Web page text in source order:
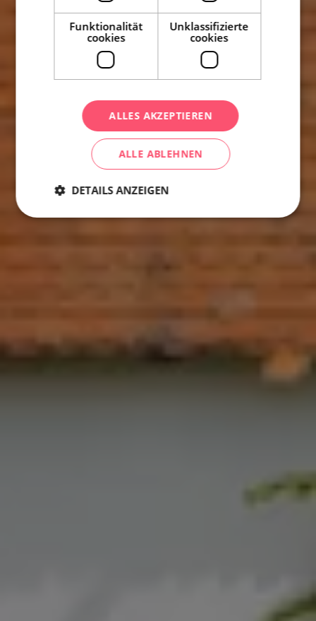
Funktionalität
cookies
Unklassifizierte
cookies
ALLES AKZEPTIEREN
ALLE ABLEHNEN
DETAILS ANZEIGEN